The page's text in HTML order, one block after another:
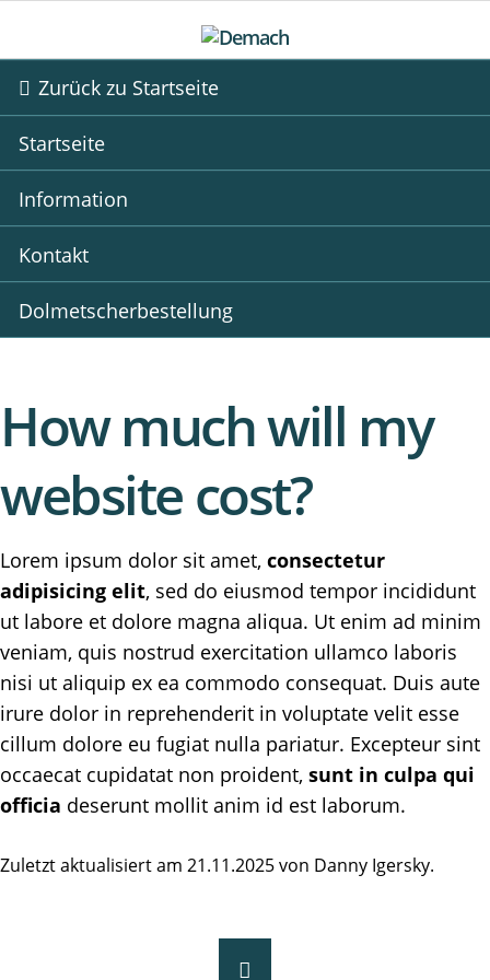
Zurück zu Startseite
Startseite
Information
Kontakt
Dolmetscherbestellung
How much will my
website cost?
Lorem ipsum dolor sit amet, consectetur
adipisicing elit, sed do eiusmod tempor incididunt
ut labore et dolore magna aliqua. Ut enim ad minim
veniam, quis nostrud exercitation ullamco laboris
nisi ut aliquip ex ea commodo consequat. Duis aute
irure dolor in reprehenderit in voluptate velit esse
cillum dolore eu fugiat nulla pariatur. Excepteur sint
occaecat cupidatat non proident, sunt in culpa qui
officia deserunt mollit anim id est laborum.
Zuletzt aktualisiert am 21.11.2025 von Danny Igersky.